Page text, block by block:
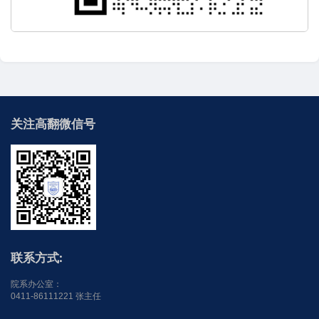
关注高翻微信号
联系方式:
院系办公室：
0411-86111221 张主任